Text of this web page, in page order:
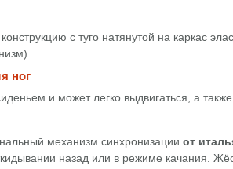
с туго натянутой на каркас
ног
и может легко выдвигаться, а
механизм синхронизации от
назад или в режиме качания.